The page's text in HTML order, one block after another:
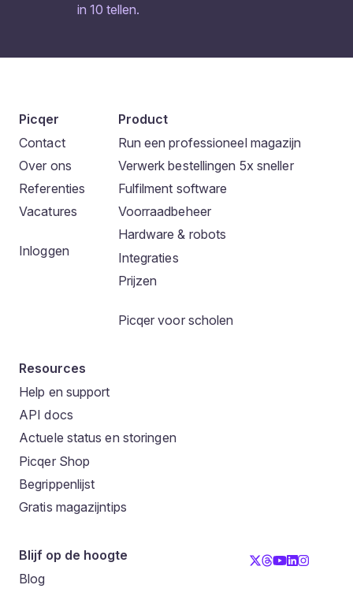
in 10 tellen.
Picqer
Contact
Over ons
Referenties
Vacatures
Inloggen
Product
Run een professioneel magazijn
Verwerk bestellingen 5x sneller
Fulfilment software
Voorraadbeheer
Hardware & robots
Integraties
Prijzen
Picqer voor scholen
Resources
Help en support
API docs
Actuele status en storingen
Picqer Shop
Begrippenlijst
Gratis magazijntips
Blijf op de hoogte
Blog